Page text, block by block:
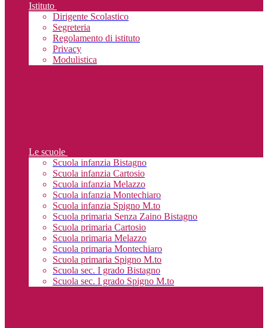
Istituto
Dirigente Scolastico
Segreteria
Regolamento di istituto
Privacy
Modulistica
Le scuole
Scuola infanzia Bistagno
Scuola infanzia Cartosio
Scuola infanzia Melazzo
Scuola infanzia Montechiaro
Scuola infanzia Spigno M.to
Scuola primaria Senza Zaino Bistagno
Scuola primaria Cartosio
Scuola primaria Melazzo
Scuola primaria Montechiaro
Scuola primaria Spigno M.to
Scuola sec. I grado Bistagno
Scuola sec. I grado Spigno M.to